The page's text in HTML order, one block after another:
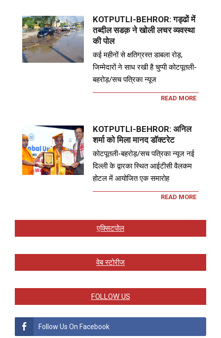
KOTPUTLI-BEHROR: गड्ढों में
तब्दील सडक़ ने खोली लचर व्यवस्था
की पोल
कई महीनों से क्षतिग्रस्त डाबला रोड़,
जिम्मेदारों ने साध रखी है चुप्पी कोटपूतली-
बहरोड़/सच पत्रिका न्यूज
READ MORE
KOTPUTLI-BEHROR: अनिल
शर्मा को मिला मानद डॉक्टरेट
कोटपूतली-बहरोड़/सच पत्रिका न्यूज नई
दिल्ली के द्वारका स्थित आईटीसी वैलकम
होटल में आयोजित एक समारोह
READ MORE
एक्सिटपोल
वेब स्टोरीज
FOLLOW US
Follow Us On Facebook